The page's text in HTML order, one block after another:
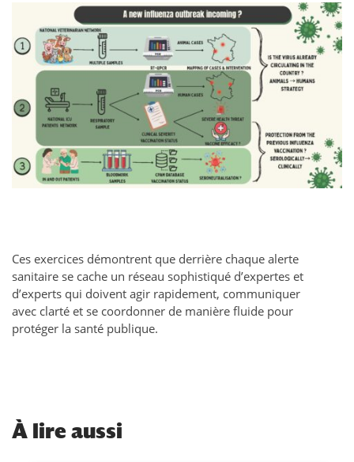
Ces exercices démontrent que derrière chaque alerte
sanitaire se cache un réseau sophistiqué d’expertes et
d’experts qui doivent agir rapidement, communiquer
avec clarté et se coordonner de manière fluide pour
protéger la santé publique.
À lire aussi